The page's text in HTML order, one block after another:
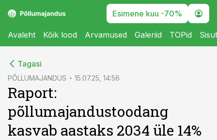
Esimene kuu -70%
Avaleht Kõik lood Arvamused Galeriid TOPid
Tagasi
PÕLLUMAJANDUS 15.07.25, 14:56
Raport:
põllumajandustoodang
kasvab aastaks 2034 üle 14%